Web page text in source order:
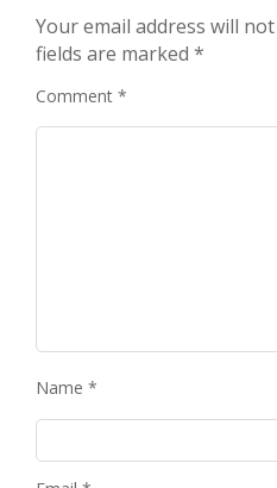
Your email address will
fields are marked *
Comment *
Name *